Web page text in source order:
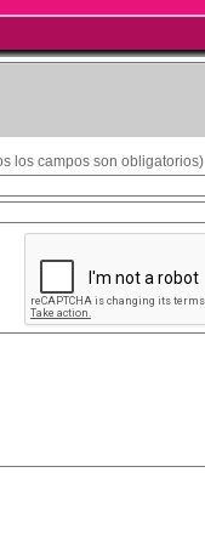
los campos son obligatorios)